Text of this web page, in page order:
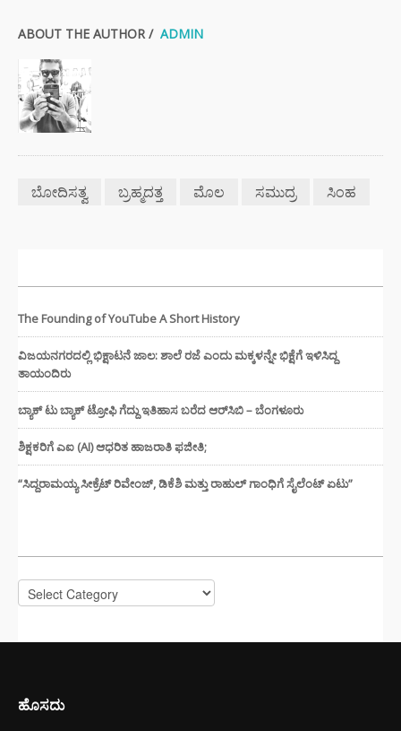
ABOUT THE AUTHOR / ADMIN
ಬೋದಿಸತ್ವ ಬ್ರಹ್ಮದತ್ತ ಮೊಲ ಸಮುದ್ರ ಸಿಂಹ
The Founding of YouTube A Short History
ವಿಜಯನಗರದಲ್ಲಿ ಭಿಕ್ಷಾಟನೆ ಜಾಲ: ಶಾಲೆ ರಜೆ ಎಂದು ಮಕ್ಕಳನ್ನೇ ಭಿಕ್ಷೆಗೆ ಇಳಿಸಿದ್ದ
ತಾಯಂದಿರು
ಬ್ಯಾಕ್ ಟು ಬ್ಯಾಕ್ ಟ್ರೋಫಿ ಗೆದ್ದು ಇತಿಹಾಸ ಬರೆದ ಆರ್‌ಸಿಬಿ – ಬೆಂಗಳೂರು
ಶಿಕ್ಷಕರಿಗೆ ಎಐ (AI) ಆಧರಿತ ಹಾಜರಾತಿ ಫಜೀತಿ;
“ಸಿದ್ದರಾಮಯ್ಯ ಸೀಕ್ರೆಟ್ ರಿವೇಂಜ್‌, ಡಿಕೆಶಿ ಮತ್ತು ರಾಹುಲ್‌ ಗಾಂಧಿಗೆ ಸೈಲೆಂಟ್ ಏಟು”
Categories
ಹೊಸದು